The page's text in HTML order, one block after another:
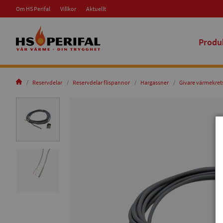
Om HS Perifal Villkor Aktuellt
Reservdelar Reservdelar flispannor Hargassner Givare